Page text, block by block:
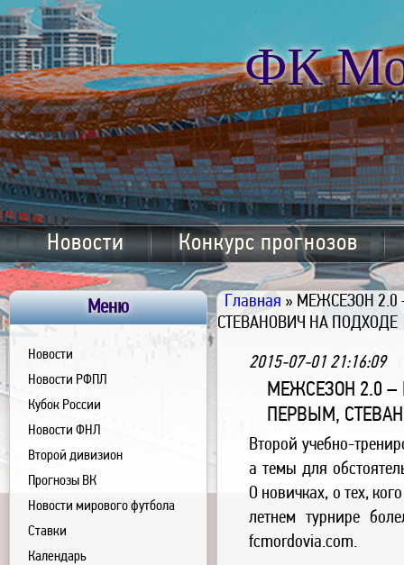
ФК
Новости Конкурс прогнозов
Главная » МЕЖСЕЗОН
СТЕВАНОВИЧ НА ПОДХОДЕ
2015-07-01 21:16:09
МЕЖСЕЗОН 2.0
ПЕРВЫМ,
Второй учебно-
а темы для
О новичках, о тех,
летнем турнире
fcmordovia.com.
Меню
Новости
Новости РФПЛ
Кубок России
Новости ФНЛ
Второй дивизион
Прогнозы ВК
Новости мирового футбола
Ставки
Календарь